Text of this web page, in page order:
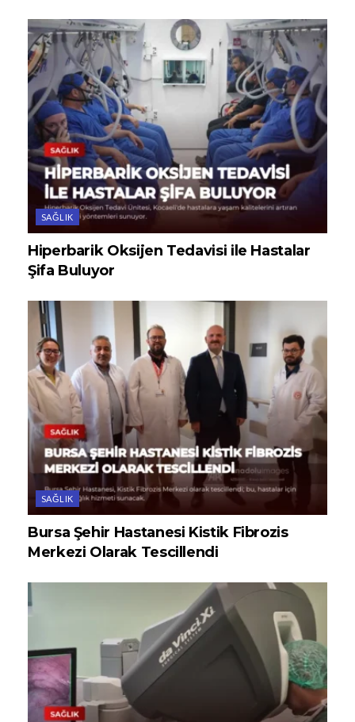
SAĞLIK
Hiperbarik Oksijen Tedavisi ile Hastalar
Şifa Buluyor
SAĞLIK
Bursa Şehir Hastanesi Kistik Fibrozis
Merkezi Olarak Tescillendi